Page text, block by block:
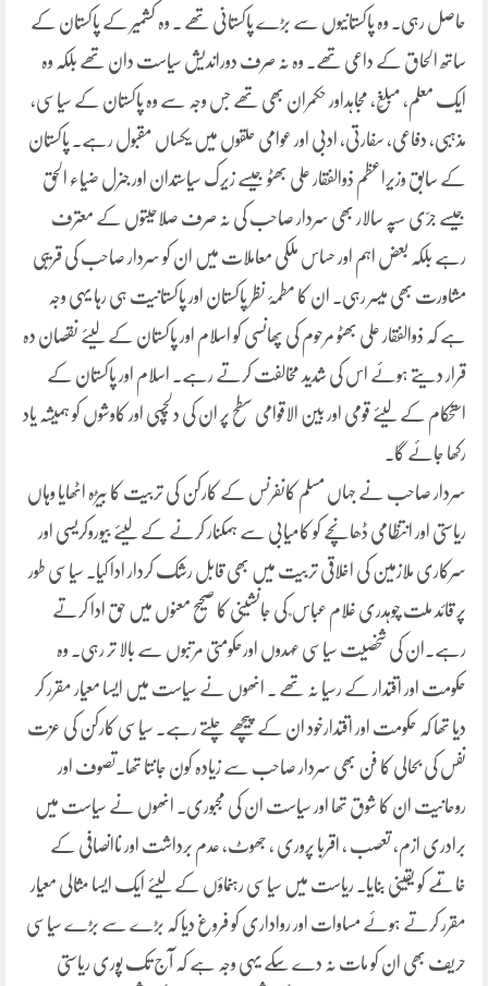
حاصل رہی۔ وہ پاکستانیوں سے بڑے پاکستانی تھے ۔ وہ کشمیر کے پاکستان کے
ساتھ الحاق کے داعی تھے۔ وہ نہ صرف دوراندیش سیاست دان تھے بلکہ وہ
ایک معلم، مبلّغ، مجاہداور حکمران بھی تھے جس وجہ سے وہ پاکستان کے سیاسی،
مذہبی، دفاعی، سفارتی، ادبی اور عوامی حلقوں میں یکساں مقبول رہے۔ پاکستان
کے سابق وزیراعظم ذوالفقار علی بھٹو جیسے زیرک سیاستدان اور جنرل ضیاء الحق
جیسے جرّی سپہ سالار بھی سردار صاحب کی نہ صرف صلاحیتوں کے معترف
رہے بلکہ بعض اہم اور حساس ملکی معاملات میں ان کو سردار صاحب کی قریبی
مشاورت بھی میسر رہی۔ ان کا مطمۂ نظر پاکستان اور پاکستانیت ہی رہا یہی وجہ
ہے کہ ذوالفقار علی بھٹو مرحوم کی پھانسی کو اسلام اور پاکستان کے لیئے نقصان دہ
قرار دیتے ہوئے اس کی شدید مخالفت کرتے رہے۔ اسلام اور پاکستان کے
استحکام کے لیئے قومی اور بین الاقوامی سطح پر ان کی دلچسپی اور کاوشوں کو ہمیشہ یاد
رکھا جائے گا۔
سردار صاحب نے جہاں مسلم کانفرنس کے کارکن کی تربیت کا بیڑہ اٹھایا وہاں
ریاستی اور انتظامی ڈھانچے کو کامیابی سے ہمکنار کرنے کے لیئے بیوروکریسی اور
سرکاری ملازمین کی اخلاقی تربیت میں بھی قابل رشک کردار ادا کیا۔ سیاسی طور
پر قائد ملت چوہدری غلام عباس ؒ کی جانشینی کا صحیح معنوں میں حق ادا کرتے
رہے۔ان کی شخصیت سیاسی عہدوں اورحکومتی مرتبوں سے بالا تر رہی۔ وہ
حکومت اور اقتدار کے رسیا نہ تھے ۔ انھوں نے سیاست میں ایسا معیار مقرر کر
دیا تھا کہ حکومت اور اقتدارخود ان کے پیچھے چلتے رہے۔ سیاسی کارکن کی عزت
نفس کی بحالی کا فن بھی سردار صاحب سے زیادہ کون جانتا تھا۔تصوف اور
روحانیت ان کا شوق تھا اور سیاست ان کی مجبوری۔ انھوں نے سیاست میں
برادری ازم، تعصب ، اقربا پروری ، جھوٹ، عدم برداشت اور ناانصافی کے
خاتمے کو یقینی بنایا۔ ریاست میں سیاسی رہنماؤں کے لیئے ایک ایسا مثالی معیار
مقرر کرتے ہوئے مساوات اور رواداری کو فروغ دیا کہ بڑے سے بڑے سیاسی
حریف بھی ان کو مات نہ دے سکے یہی وجہ ہے کہ آج تک پوری ریاستی